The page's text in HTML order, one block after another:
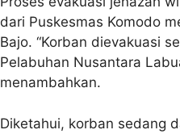
dari Puskesmas Komodo
Bajo. “Korban dievakuasi
Pelabuhan Nusantara
menambahkan.
Diketahui, korban sedang